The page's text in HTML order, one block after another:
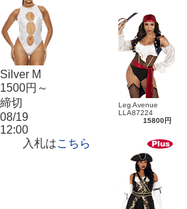
Silver M
1500円～
締切
08/19
12:00
入札はこちら
Leg Avenue
LLA87224
15800円